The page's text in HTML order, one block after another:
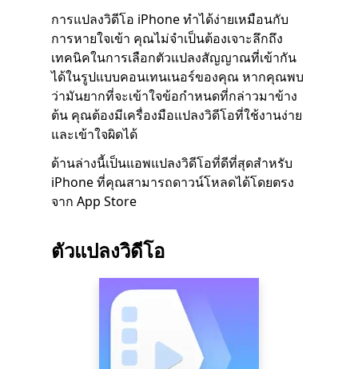
การแปลงวิดีโอ iPhone ทำได้ง่ายเหมือนกับ
การหายใจเข้า คุณไม่จำเป็นต้องเจาะลึกถึง
เทคนิคในการเลือกตัวแปลงสัญญาณที่เข้ากัน
ได้ในรูปแบบคอนเทนเนอร์ของคุณ หากคุณพบ
ว่ามันยากที่จะเข้าใจข้อกำหนดที่กล่าวมาข้าง
ต้น คุณต้องมีเครื่องมือแปลงวิดีโอที่ใช้งานง่าย
และเข้าใจผิดได้
ด้านล่างนี้เป็นแอพแปลงวิดีโอที่ดีที่สุดสำหรับ
iPhone ที่คุณสามารถดาวน์โหลดได้โดยตรง
จาก App Store
ตัวแปลงวิดีโอ